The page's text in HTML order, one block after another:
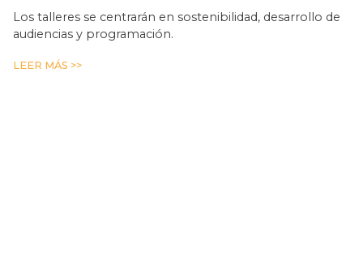
Los talleres se centrarán en sostenibilidad, desarrollo de
audiencias y programación.
LEER MÁS >>